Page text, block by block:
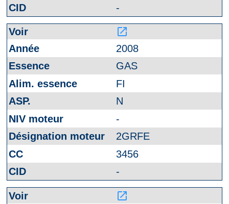
-
launch
2008
GAS
FI
N
-
2GRFE
3456
-
launch